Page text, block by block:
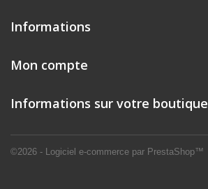
Informations
©2026 - Logiciel e-commerce par PrestaShop™
Mon compte
Informations sur votre boutique